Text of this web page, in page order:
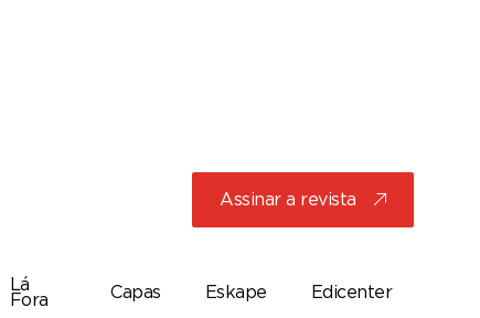
Assinar a revista j
Lá
Fora
Capas Eskape Edicenter